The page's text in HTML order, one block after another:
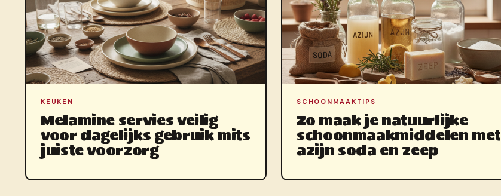
KEUKEN
Melamine servies veilig
voor dagelijks gebruik mits
juiste voorzorg
SCHOONMAAKTIPS
Zo maak je natuurlijke
schoonmaakmiddelen met
azijn soda en zeep